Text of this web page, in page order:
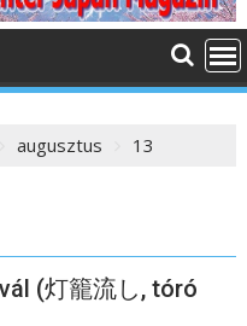
augusztus 13
(灯籠流し, tóró